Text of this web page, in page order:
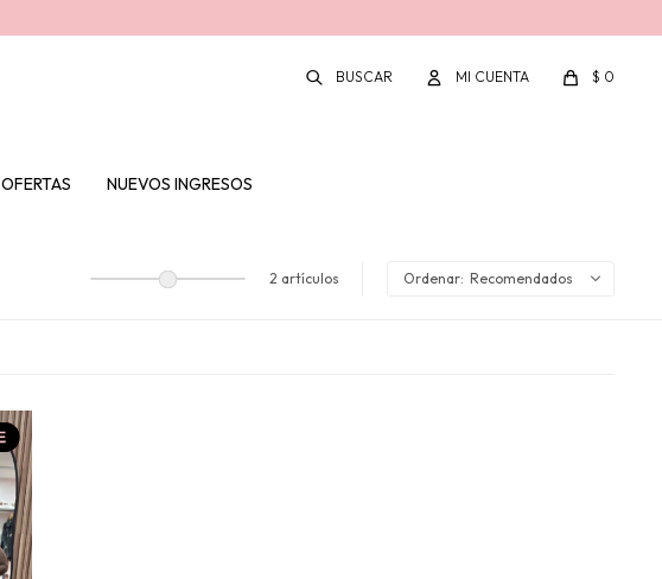
OFERTAS NUEVOS INGRESOS
$ 0
2 artículos Recomendados